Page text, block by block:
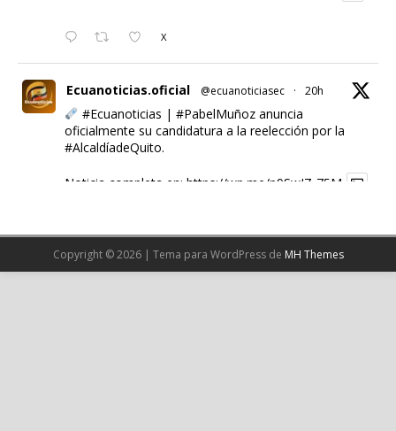
X
Ecuanoticias.oficial @ecuanoticiasec · 20h
#Ecuanoticias | #PabelMuñozanuncia
oficialmente su candidatura a la reelección por la
#AlcaldíadeQuito.
Noticia completa en: https://wp.me/p9SwIZ-75M
Cargar más
Copyright © 2026 | Tema para WordPress de MH Themes